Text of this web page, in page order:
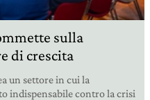
sulla
di crescita
un settore in cui la
indispensabile contro la crisi